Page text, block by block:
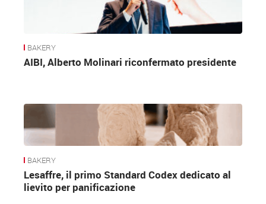
BAKERY
AIBI, Alberto Molinari riconfermato presidente
BAKERY
Lesaffre, il primo Standard Codex dedicato al
lievito per panificazione